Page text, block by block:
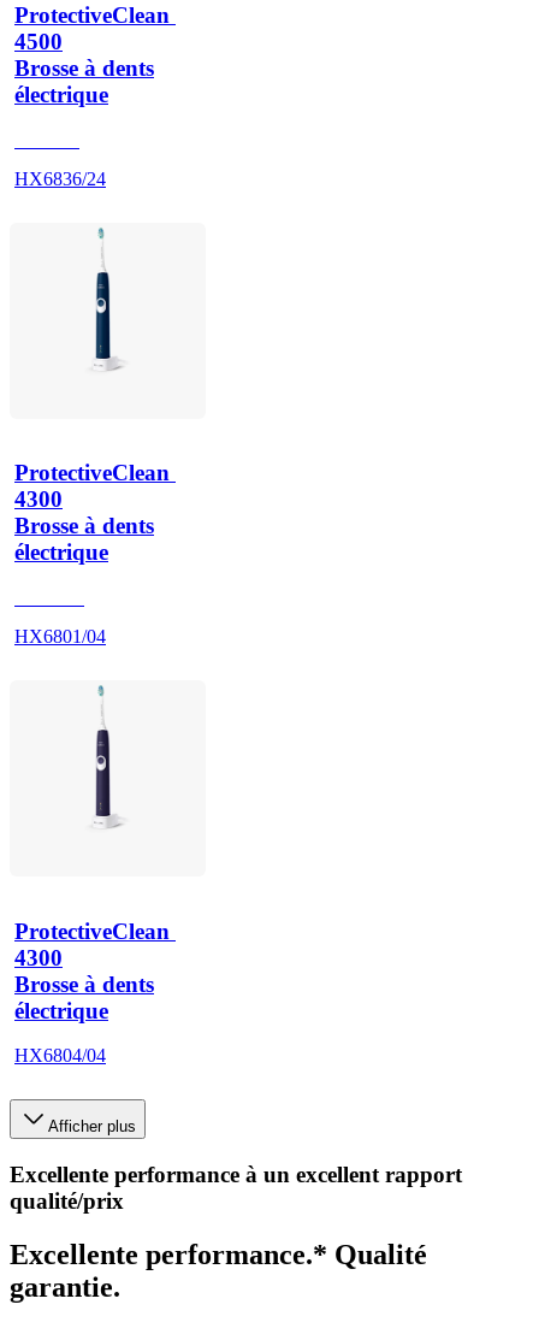
ProtectiveClean
4500
Brosse à dents
électrique
HX6836/24
ProtectiveClean
4300
Brosse à dents
électrique
HX6801/04
ProtectiveClean
4300
Brosse à dents
électrique
HX6804/04
Afficher plus
Excellente performance à un excellent rapport
qualité/prix
Excellente performance.* Qualité
garantie.